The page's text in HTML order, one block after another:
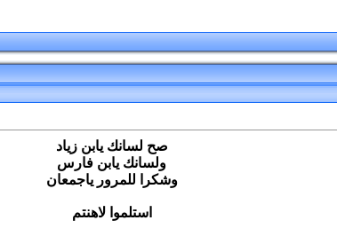
صح لسانك يابن زياد
ولسانك يابن فارس
وشكرا للمرور ياجمعان
استلموا لاهنتم